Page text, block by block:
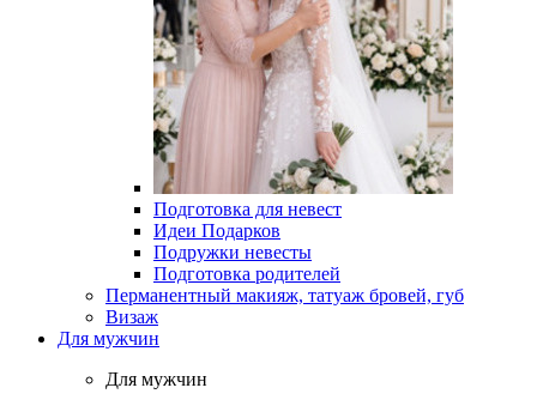
Подготовка для невест
Идеи Подарков
Подружки невесты
Подготовка родителей
Перманентный макияж, татуаж бровей, губ
Визаж
Для мужчин
Для мужчин